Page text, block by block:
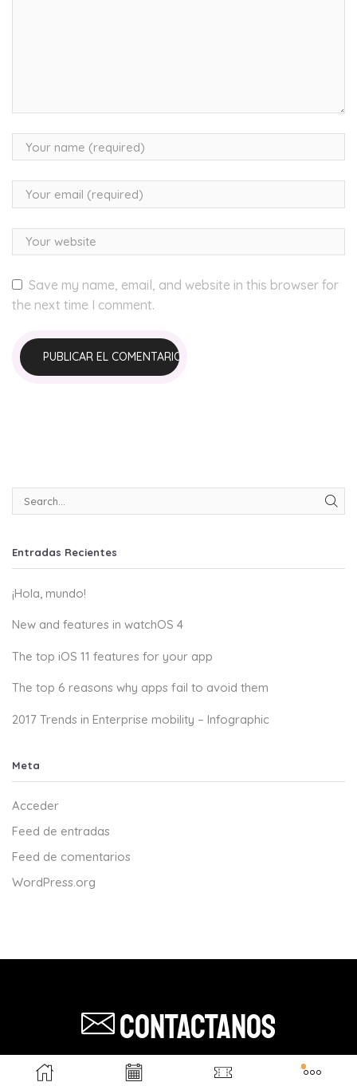
Save my name, email, and website in this browser for
the next time I comment.
Entradas Recientes
¡Hola, mundo!
New and features in watchOS 4
The top iOS 11 features for your app
The top 6 reasons why apps fail to avoid them
2017 Trends in Enterprise mobility – Infographic
Meta
Acceder
Feed de entradas
Feed de comentarios
WordPress.org
Contactanos